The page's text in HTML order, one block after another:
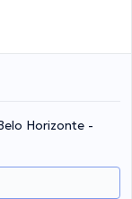
Horizonte -